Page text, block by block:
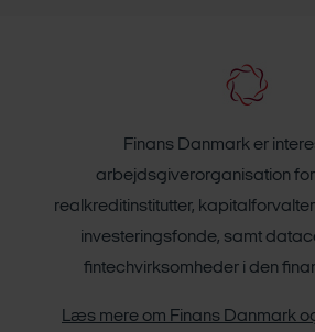
Finans Danmark er
arbejdsgiverorganisation
realkreditinstitutter,
investeringsfonde, samt
fintechvirksomheder i den
Læs mere om Finans Danmark